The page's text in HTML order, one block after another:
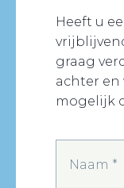
Heeft u
graag
achter en
mogelijk